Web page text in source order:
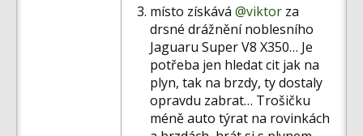
místo získává @viktorza
drsné drážnění noblesního
Jaguaru Super V8 X350… Je
potřeba jen hledat cit jak na
plyn, tak na brzdy, ty dostaly
opravdu zabrat… Trošičku
méně auto týrat na rovinkách